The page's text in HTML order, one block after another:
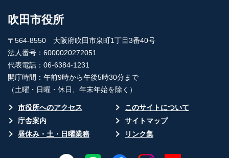
吹田市役所
〒564-8550 大阪府吹田市泉町1丁目3番40号
法人番号：6000020272051
代表電話：06-6384-1231
開庁時間：午前9時から午後5時30分まで
（土曜・日曜・休日、年末年始を除く）
市役所へのアクセス
このサイトについて
庁舎案内
サイトマップ
昼休み・土・日曜業務
リンク集